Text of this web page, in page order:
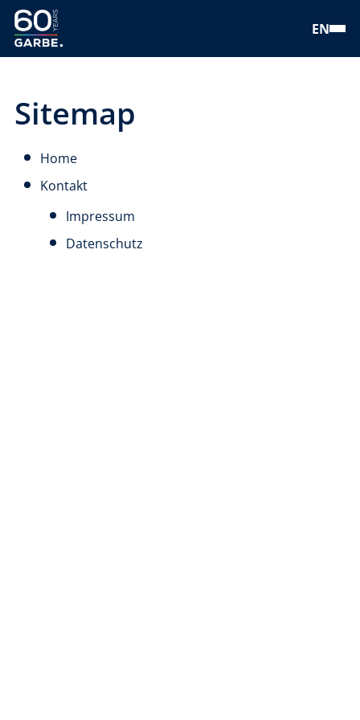
EN
Sitemap
Home
Kontakt
Impressum
Datenschutz